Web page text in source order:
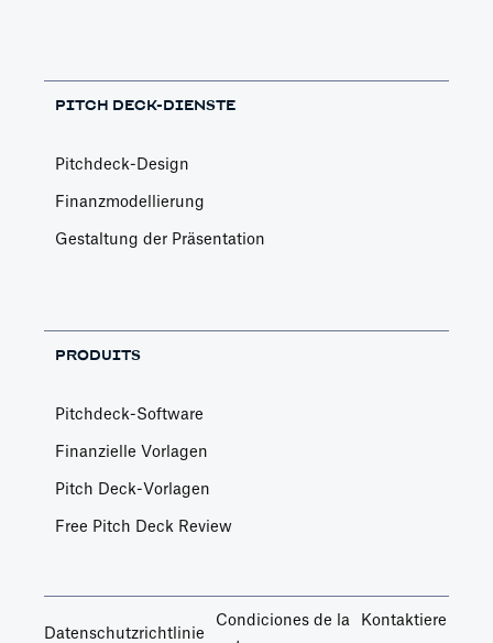
PITCH DECK-DIENSTE
Pitchdeck-Design
Finanzmodellierung
Gestaltung der Präsentation
PRODUITS
Pitchdeck-Software
Finanzielle Vorlagen
Pitch Deck-Vorlagen
Free Pitch Deck Review
Datenschutzrichtlinie
Condiciones de la
Kontaktiere